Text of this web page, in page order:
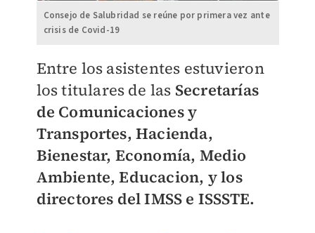
Consejo de Salubridad se reúne por primera vez ante
crisis de Covid-19
Entre los asistentes estuvieron
los titulares de las Secretarías
de Comunicaciones y
Transportes, Hacienda,
Bienestar, Economía, Medio
Ambiente, Educacion, y los
directores del IMSS e ISSSTE.